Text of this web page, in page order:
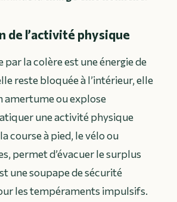
de l’activité physique
par la colère est une énergie de
reste bloquée à l’intérieur, elle
amertume ou explose
une activité physique
course à pied, le vélo ou
permet d’évacuer le surplus
une soupape de sécurité
les tempéraments impulsifs.